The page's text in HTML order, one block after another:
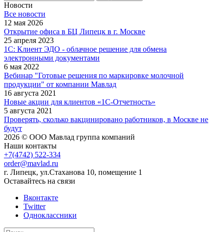
Новости
Все новости
12 мая 2026
Открытие офиса в БЦ Липецк в г. Москве
25 апреля 2023
1С: Клиент ЭДО - облачное решение для обмена
электронными документами
6 мая 2022
Вебинар "Готовые решения по маркировке молочной
продукции" от компании Мавлад
16 августа 2021
Новые акции для клиентов «1С-Отчетность»
5 августа 2021
Проверять, сколько вакцинировано работников, в Москве не
будут
2026 © ООО Мавлад группа компаний
Наши контакты
+7(4742) 522-334
order@mavlad.ru
г. Липецк, ул.Стаханова 10, помещение 1
Оставайтесь на связи
Вконтакте
Twitter
Одноклассники